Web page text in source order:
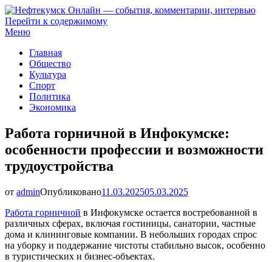
Нефтекумск Онлайн — события, комментарии, интервью
Перейти к содержимому
Меню
Главная
Общество
Культура
Спорт
Политика
Экономика
Работа горничной в Инфокумске:
особенности профессии и возможности
трудоустройства
от adminОпубликовано11.03.202505.03.2025
Работа горничной в Инфокумске остается востребованной в
различных сферах, включая гостиницы, санатории, частные
дома и клининговые компании. В небольших городах спрос
на уборку и поддержание чистоты стабильно высок, особенно
в туристических и бизнес-объектах.